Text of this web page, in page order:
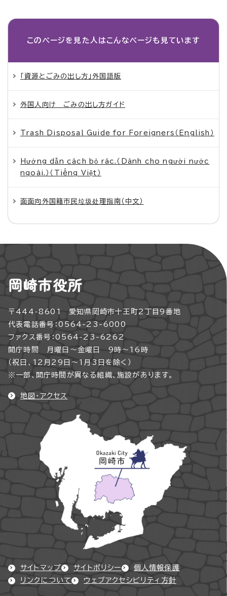
このページを見た人は こんなページも見ています
「資源とごみの出し方」外国語版
外国人向け ごみの出し方ガイド
Trash Disposal Guide for Foreigners（English）
Hướng dẫn cách bỏ rác.（Dành cho người nước
ngoài.）（Tiếng Việt）
面面向外国籍市民垃圾处理指南（中文）
岡崎市役所
〒444-8601 愛知県岡崎市十王町2丁目9番地
代表電話番号：0564-23-6000
ファクス番号：0564-23-6262
開庁時間 月曜日～金曜日 9時～16時
（祝日、12月29日～1月3日を除く）
※一部、開庁時間が異なる組織、施設があります。
地図・アクセス
サイトマップ サイトポリシー
個人情報保護
リンクについて
ウェブアクセシビリティ方針